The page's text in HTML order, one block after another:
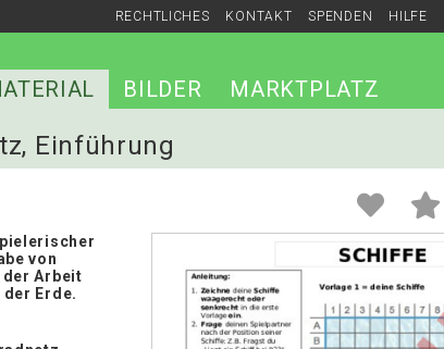
RECHTLICHES KONTAKT SPENDEN HILFE
BILDER MARKTPLATZ
Einführung
von
der Arbeit
Erde.